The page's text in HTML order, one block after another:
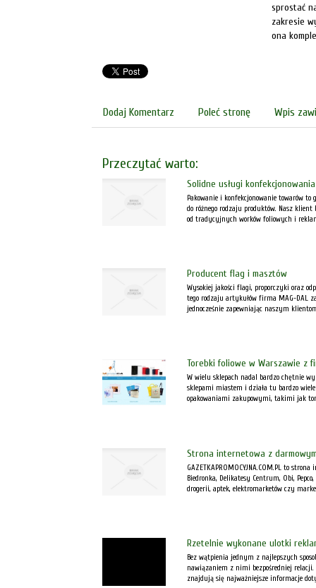
sprostać
zakresie
ona
Dodaj Komentarz Poleć stronę Wpis
Przeczytać warto:
Solidne usługi konfekcjonowania
Pakowanie i konfekcjonowanie towarów
do różnego rodzaju produktów. Nasz
od tradycyjnych worków foliowych i
Producent flag i masztów
Wysokiej jakości flagi, proporczyki oraz
tego rodzaju artykułów firma MAG-DAL
jednocześnie zapewniając naszym
Torebki foliowe w Warszawie z
W wielu sklepach nadal bardzo chętnie
sklepami miastem i działa tu bardzo
opakowaniami zakupowymi, takimi jak
Strona internetowa z
GAZETKAPROMOCYJNA.COM.PL to
Biedronka, Delikatesy Centrum, Obi,
drogerii, aptek, elektromarketów czy
Rzetelnie wykonane ulotki
Bez wątpienia jednym z najlepszych
nawiązaniem z nimi bezpośredniej
znajdują się najważniejsze informacje